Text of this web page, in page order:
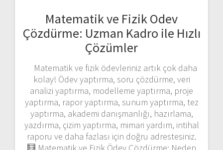
Matematik ve Fizik Odev
Çözdürme: Uzman Kadro ile Hızlı
Çözümler
Matematik ve fizik ödevleriniz artık çok daha
kolay! Ödev yaptırma, soru çözdürme, veri
analizi yaptırma, modelleme yaptırma, proje
yaptırma, rapor yaptırma, sunum yaptırma, tez
yaptırma, akademi danışmanlığı, hazırlama,
yazdırma, çizim yaptırma, mimari yardım, intihal
raporu ve daha fazlası için doğru adrestesiniz.
🧮 Matematik ve Fizik Ödev Çözdürme: Neden